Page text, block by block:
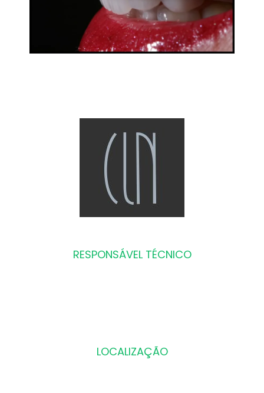
RESPONSÁVEL TÉCNICO
LOCALIZAÇÃO